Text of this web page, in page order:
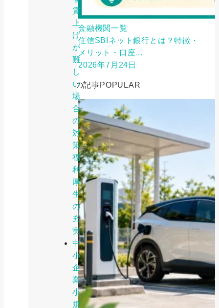
賃
上
げ
が
難
し
い
場
合
の
対
策：
福
利
厚
生
の
充
実
中
小
企
業・
小
規
金融機関一覧
住信SBIネット銀行とは？特徴・
メリット・口座...
2026年7月24日
人気の記事POPULAR